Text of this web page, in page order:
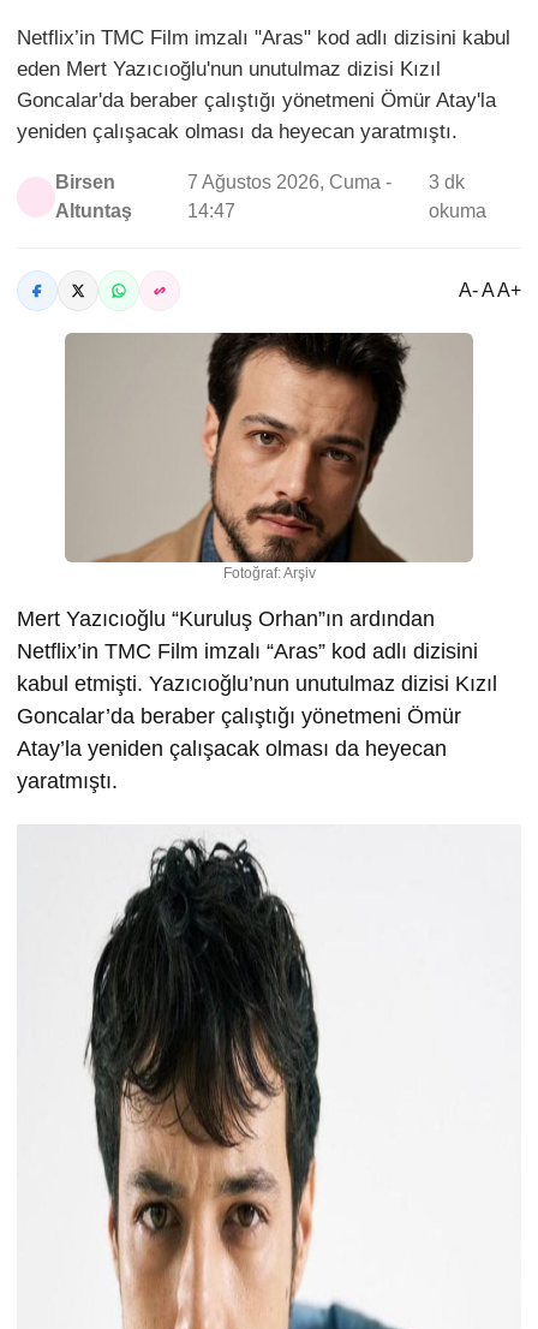
Netflix’in TMC Film imzalı "Aras" kod adlı dizisini kabul
eden Mert Yazıcıoğlu'nun unutulmaz dizisi Kızıl
Goncalar'da beraber çalıştığı yönetmeni Ömür Atay'la
yeniden çalışacak olması da heyecan yaratmıştı.
Birsen
Altuntaş
7 Ağustos 2026, Cuma -
14:47
3 dk
okuma
A- A A+
Fotoğraf: Arşiv
Mert Yazıcıoğlu “Kuruluş Orhan”ın ardından
Netflix’in TMC Film imzalı “Aras” kod adlı dizisini
kabul etmişti. Yazıcıoğlu’nun unutulmaz dizisi Kızıl
Goncalar’da beraber çalıştığı yönetmeni Ömür
Atay’la yeniden çalışacak olması da heyecan
yaratmıştı.